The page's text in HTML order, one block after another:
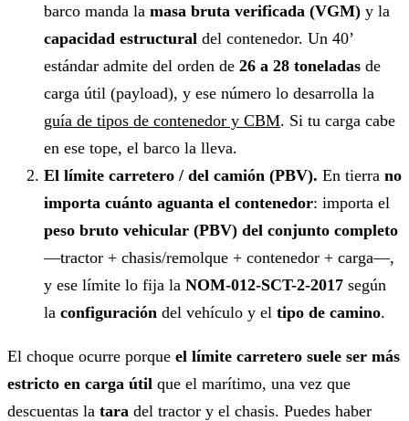
barco manda la masa bruta verificada (VGM) y la
capacidad estructural del contenedor. Un 40’
estándar admite del orden de 26 a 28 toneladas de
carga útil (payload), y ese número lo desarrolla la
guía de tipos de contenedor y CBM. Si tu carga cabe
en ese tope, el barco la lleva.
El límite carretero / del camión (PBV). En tierra no
importa cuánto aguanta el contenedor: importa el
peso bruto vehicular (PBV) del conjunto completo
—tractor + chasis/remolque + contenedor + carga—,
y ese límite lo fija la NOM-012-SCT-2-2017 según
la configuración del vehículo y el tipo de camino.
El choque ocurre porque el límite carretero suele ser más
estricto en carga útil que el marítimo, una vez que
descuentas la tara del tractor y el chasis. Puedes haber